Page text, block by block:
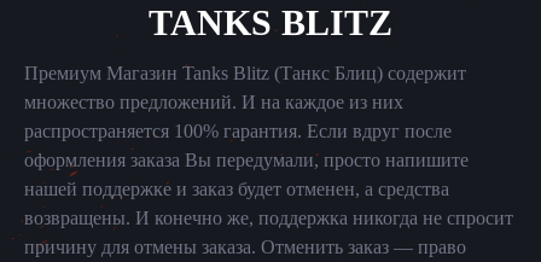
TANKS BLITZ
Премиум Магазин Tanks Blitz (Танкс Блиц) содержит
множество предложений. И на каждое из них
распространяется 100% гарантия. Если вдруг после
оформления заказа Вы передумали, просто напишите
нашей поддержке и заказ будет отменен, а средства
возвращены. И конечно же, поддержка никогда не спросит
причину для отмены заказа. Отменить заказ — право